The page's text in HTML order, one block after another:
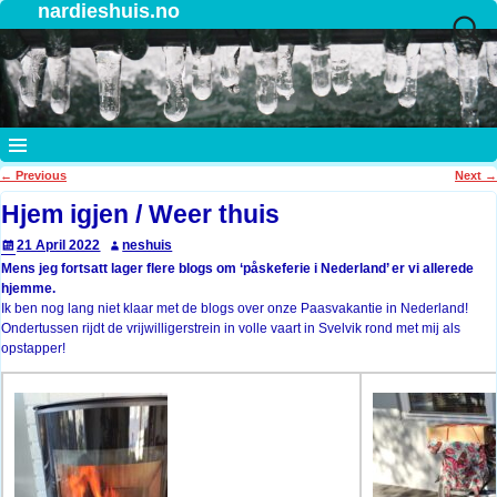
nardieshuis.no
Post navigation
← Previous Next →
Hjem igjen / Weer thuis
21 April 2022
neshuis
Mens jeg fortsatt lager flere blogs om ‘påskeferie i Nederland’ er vi allerede
hjemme.
Ik ben nog lang niet klaar met de blogs over onze Paasvakantie in Nederland!
Ondertussen rijdt de vrijwilligerstrein in volle vaart in Svelvik rond met mij als
opstapper!